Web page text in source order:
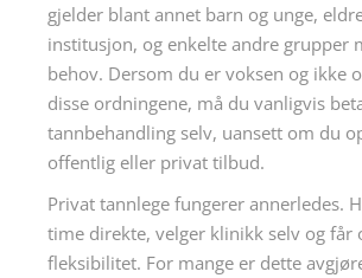
gjelder blant annet barn og unge,
institusjon, og enkelte andre grupper
behov. Dersom du er voksen og ikke
disse ordningene, må du vanligvis
tannbehandling selv, uansett om du
offentlig eller privat tilbud.
Privat tannlege fungerer annerledes.
time direkte, velger klinikk selv og får
fleksibilitet. For mange er dette